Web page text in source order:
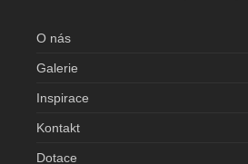
O nás
Galerie
Inspirace
Kontakt
Dotace